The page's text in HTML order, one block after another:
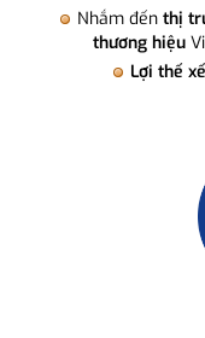
Nhắm đến thị
thương hiệu
Lợi thế